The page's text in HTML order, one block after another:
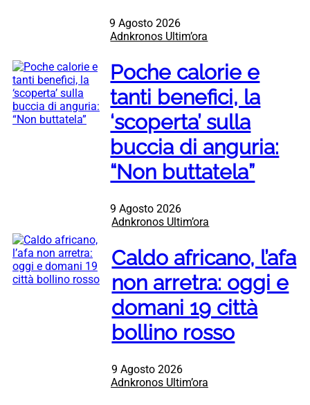
9 Agosto 2026
Adnkronos Ultim’ora
Poche calorie e
tanti benefici, la
‘scoperta’ sulla
buccia di anguria:
“Non buttatela”
9 Agosto 2026
Adnkronos Ultim’ora
Caldo africano, l’afa
non arretra: oggi e
domani 19 città
bollino rosso
9 Agosto 2026
Adnkronos Ultim’ora